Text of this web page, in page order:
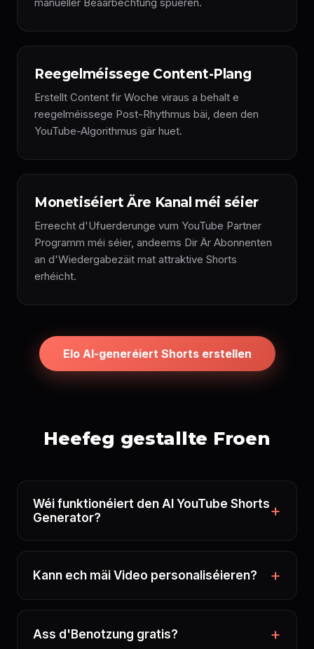
Reegelméissege Content-Plang
Erstellt Content fir Woche viraus a behalt e
reegelméissege Post-Rhythmus bäi, deen den
YouTube-Algorithmus gär huet.
Monetiséiert Äre Kanal méi séier
Erreecht d'Ufuerderunge vum YouTube Partner
Programm méi séier, andeems Dir Är Abonnenten
an d'Wiedergabezäit mat attraktive Shorts
erhéicht.
Elo AI-generéiert Shorts erstellen
Heefeg gestallte Froen
Wéi funktionéiert den AI YouTube Shorts
Generator?
Kann ech mäi Video personaliséieren?
Ass d'Benotzung gratis?